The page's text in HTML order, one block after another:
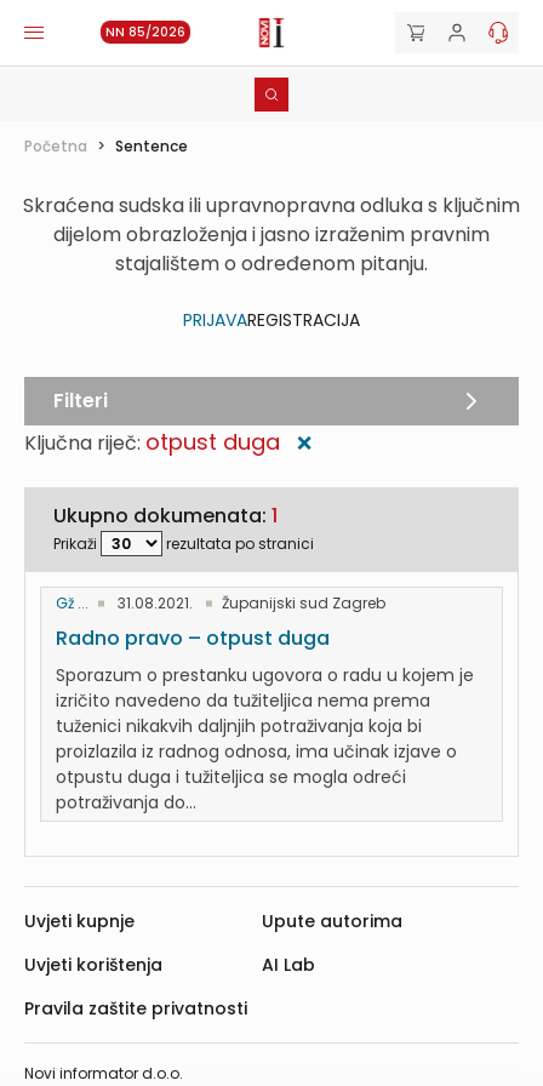
NN 85/2026
Početna > Sentence
Skraćena sudska ili upravnopravna odluka s ključnim
dijelom obrazloženja i jasno izraženim pravnim
stajalištem o određenom pitanju.
PRIJAVAREGISTRACIJA
Ključna riječ: otpust duga ❌
Ukupno dokumenata: 1
Prikaži rezultata po stranici
Gž ... 31.08.2021. Županijski sud Zagreb
Radno pravo – otpust duga
Sporazum o prestanku ugovora o radu u kojem je
izričito navedeno da tužiteljica nema prema
tuženici nikakvih daljnjih potraživanja koja bi
proizlazila iz radnog odnosa, ima učinak izjave o
otpustu duga i tužiteljica se mogla odreći
potraživanja do...
Filteri
Novi informator d.o.o.
Uvjeti kupnje
Uvjeti korištenja
Pravila zaštite privatnosti
Upute autorima
AI Lab